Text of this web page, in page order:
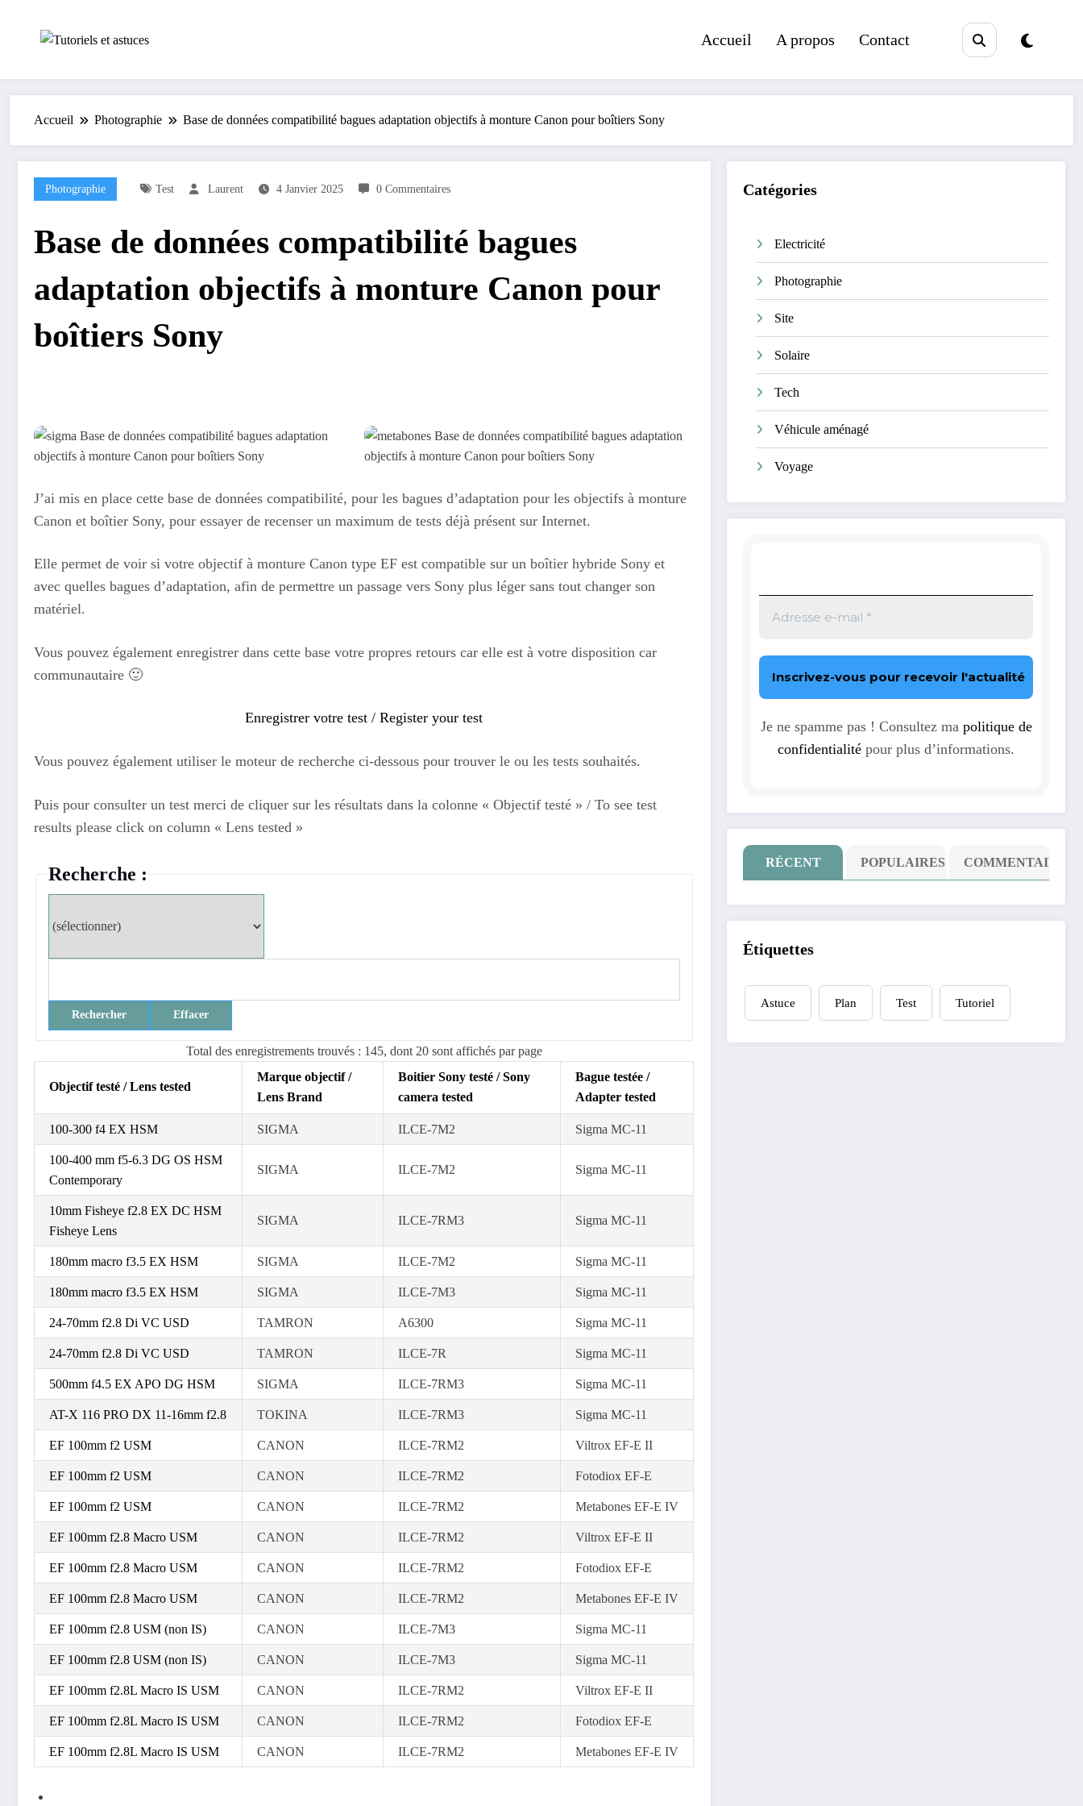
Accueil A propos Contact
Accueil Photographie Base de données compatibilité bagues adaptation objectifs à monture Canon pour boîtiers Sony
Photographie Test Laurent 4 Janvier 2025 0 Commentaires
Base de données compatibilité bagues
adaptation objectifs à monture Canon pour
boîtiers Sony
J’ai mis en place cette base de données compatibilité, pour les bagues d’adaptation pour les objectifs à monture
Canon et boîtier Sony, pour essayer de recenser un maximum de tests déjà présent sur Internet.
Elle permet de voir si votre objectif à monture Canon type EF est compatible sur un boîtier hybride Sony et
avec quelles bagues d’adaptation, afin de permettre un passage vers Sony plus léger sans tout changer son
matériel.
Vous pouvez également enregistrer dans cette base votre propres retours car elle est à votre disposition car
communautaire 🙂
Enregistrer votre test / Register your test
Vous pouvez également utiliser le moteur de recherche ci-dessous pour trouver le ou les tests souhaités.
Puis pour consulter un test merci de cliquer sur les résultats dans la colonne « Objectif testé » / To see test
results please click on column « Lens tested »
Recherche :
Total des enregistrements trouvés : 145, dont 20 sont affichés par page
Objectif testé / Lens tested
Marque objectif /
Lens Brand
Boitier Sony testé / Sony
camera tested
Bague testée /
Adapter tested
100-300 f4 EX HSM SIGMA ILCE-7M2 Sigma MC-11
100-400 mm f5-6.3 DG OS HSM
Contemporary
SIGMA ILCE-7M2 Sigma MC-11
10mm Fisheye f2.8 EX DC HSM
Fisheye Lens
SIGMA ILCE-7RM3 Sigma MC-11
180mm macro f3.5 EX HSM SIGMA ILCE-7M2 Sigma MC-11
180mm macro f3.5 EX HSM SIGMA ILCE-7M3 Sigma MC-11
24-70mm f2.8 Di VC USD TAMRON A6300 Sigma MC-11
24-70mm f2.8 Di VC USD TAMRON ILCE-7R Sigma MC-11
500mm f4.5 EX APO DG HSM SIGMA ILCE-7RM3 Sigma MC-11
AT-X 116 PRO DX 11-16mm f2.8 TOKINA ILCE-7RM3 Sigma MC-11
EF 100mm f2 USM CANON ILCE-7RM2 Viltrox EF-E II
EF 100mm f2 USM CANON ILCE-7RM2 Fotodiox EF-E
EF 100mm f2 USM CANON ILCE-7RM2 Metabones EF-E IV
EF 100mm f2.8 Macro USM CANON ILCE-7RM2 Viltrox EF-E II
EF 100mm f2.8 Macro USM CANON ILCE-7RM2 Fotodiox EF-E
EF 100mm f2.8 Macro USM CANON ILCE-7RM2 Metabones EF-E IV
EF 100mm f2.8 USM (non IS) CANON ILCE-7M3 Sigma MC-11
EF 100mm f2.8 USM (non IS) CANON ILCE-7M3 Sigma MC-11
EF 100mm f2.8L Macro IS USM CANON ILCE-7RM2 Viltrox EF-E II
EF 100mm f2.8L Macro IS USM CANON ILCE-7RM2 Fotodiox EF-E
EF 100mm f2.8L Macro IS USM CANON ILCE-7RM2 Metabones EF-E IV
Catégories
Electricité
Photographie
Site
Solaire
Tech
Véhicule aménagé
Voyage
Je ne spamme pas ! Consultez ma politique de
confidentialité pour plus d’informations.
RÉCENT POPULAIRES COMMENTAIRE
Étiquettes
Astuce Plan Test Tutoriel